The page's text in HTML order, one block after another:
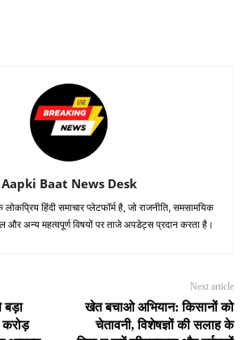
Aapki Baat News Desk
हिंदी समाचार प्लेटफॉर्म है, जो राजनीति, समसामयिक
अन्य महत्वपूर्ण विषयों पर ताजे अपडेट्स प्रदान करता है।
बड़ा
Next article
खेत बचाओ अभियान: किसानों को
चेतावनी, विशेषज्ञों की सलाह के